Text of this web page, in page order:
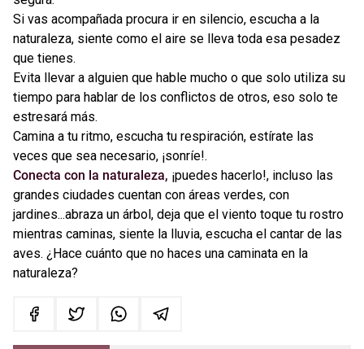
Si vas acompañada procura ir en silencio, escucha a la
naturaleza, siente como el aire se lleva toda esa pesadez
que tienes.
Evita llevar a alguien que hable mucho o que solo utiliza su
tiempo para hablar de los conflictos de otros, eso solo te
estresará más.
Camina a tu ritmo, escucha tu respiración, estírate las
veces que sea necesario, ¡sonríe!.
Conecta con la naturaleza, ¡puedes hacerlo!, incluso las
grandes ciudades cuentan con áreas verdes, con
jardines...abraza un árbol, deja que el viento toque tu rostro
mientras caminas, siente la lluvia, escucha el cantar de las
aves. ¿Hace cuánto que no haces una caminata en la
naturaleza?